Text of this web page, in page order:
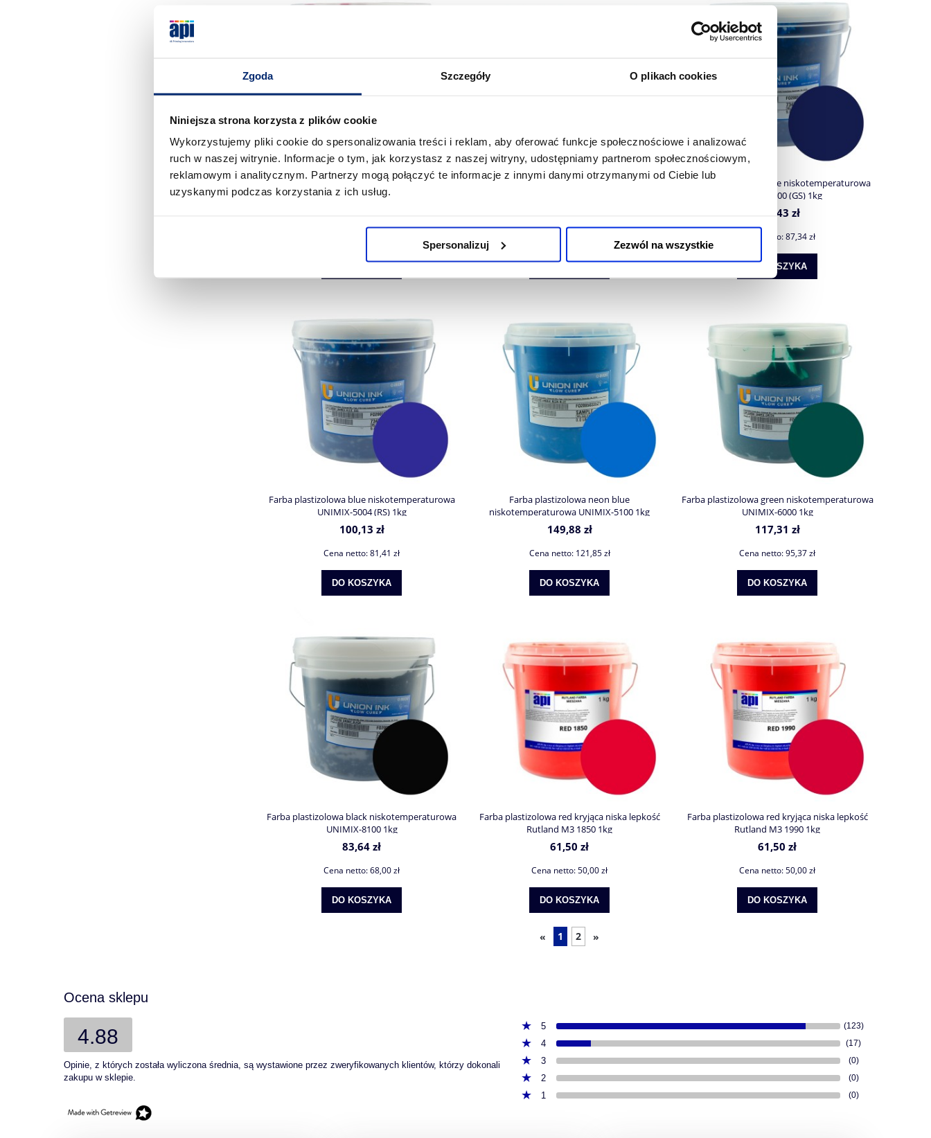
Zgoda Szczegóły O plikach cookies
Niniejsza strona korzysta z plików cookie
Wykorzystujemy pliki cookie do spersonalizowania treści i reklam, aby oferować funkcje społecznościowe i analizować
ruch w naszej witrynie. Informacje o tym, jak korzystasz z naszej witryny, udostępniamy partnerom społecznościowym,
reklamowym i analitycznym. Partnerzy mogą połączyć te informacje z innymi danymi otrzymanymi od Ciebie lub
uzyskanymi podczas korzystania z ich usług.
Spersonalizuj Zezwól na wszystkie
Farba plastizolowa cerise niskotemperaturowa
UNIMIX-4008 1kg
DO KOSZYKA
Farba plastizolowa neon magenta
DO KOSZYKA
Farba plastizolowa blue niskotemperaturowa
UNIMIX-5000 (GS) 1kg
107,43 zł
Cena netto:87,34 zł
DO KOSZYKA
Farba plastizolowa blue niskotemperaturowa
UNIMIX-5004 (RS) 1kg
100,13 zł
Cena netto:81,41 zł
DO KOSZYKA
Farba plastizolowa neon blue
niskotemperaturowa UNIMIX-5100 1kg
149,88 zł
Cena netto: 121,85 zł
DO KOSZYKA
Farba plastizolowa green niskotemperaturowa
UNIMIX-6000 1kg
117,31 zł
Cena netto:95,37 zł
DO KOSZYKA
Farba plastizolowa black niskotemperaturowa
UNIMIX-8100 1kg
83,64 zł
Cena netto:68,00 zł
DO KOSZYKA
Farba plastizolowa red kryjąca niska lepkość
Rutland M3 1850 1kg
61,50 zł
Cena netto:50,00 zł
DO KOSZYKA
Farba plastizolowa red kryjąca niska lepkość
Rutland M3 1990 1kg
61,50 zł
Cena netto:50,00 zł
DO KOSZYKA
« 1 2 »
Ocena sklepu
4.88
Opinie, z których została wyliczona średnia, są wystawione przez zweryfikowanych klientów, którzy dokonali
zakupu w sklepie.
5 (123)
4 (17)
3 (0)
2 (0)
1 (0)